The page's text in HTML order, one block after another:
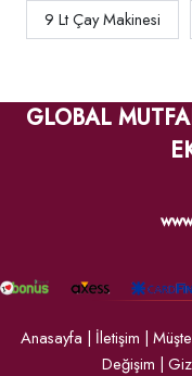
9 Lt Çay Makinesi
GLOBAL
Anasayfa | İletişim |
Değişim |